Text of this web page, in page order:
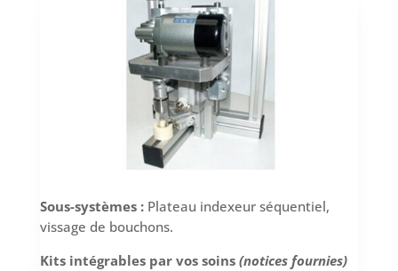
Sous-systèmes :Plateau indexeur séquentiel,
vissage de bouchons.
Kits intégrables par vos soins (notices fournies)